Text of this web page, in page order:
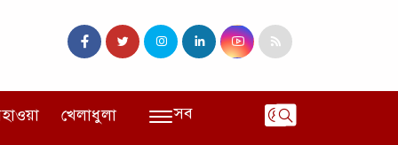
খেলাধুলা সব